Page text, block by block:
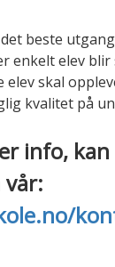
beste
enkelt elev
skal
kvalitet på
info,